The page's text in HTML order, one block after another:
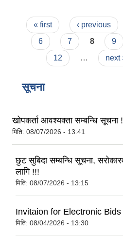
Pages
« first ‹ previous
6
7 8 9
12
… next
सूचना
खोपकर्ता आवश्यक्ता सम्बन्धि सूचना
मिति: 08/07/2026 - 13:41
छुट सुबिदा सम्बन्धि सूचना,
लागि !!!
मिति: 08/07/2026 - 13:15
Invitaion for Electronic Bids
मिति: 08/04/2026 - 13:30